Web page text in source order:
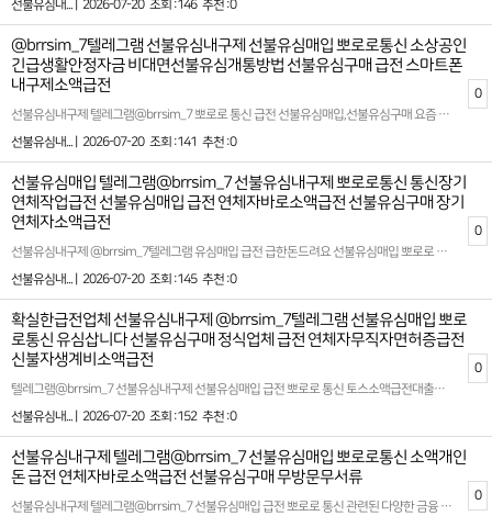
선불유심내... |
2026-07-20 조회 :146 추천 :0
@brrsim_7텔레그램 선불유심내구제 선불유심매입 뽀로로통신 소상공인
긴급생활안정자금 비대면선불유심개통방법 선불유심구매 급전 스마트폰
내구제소액급전
선불유심내구제 텔레그램@brrsim_7 뽀로로 통신 급전 선불유심매입,선불유심구매 요즘 불경기때문에 상황이 많이 어려우시죠? 지금 이순간부터 더 나은 소비를 실천할수 있는 방법입니다!가볍게 시작한 선택이 인생 자체를 바꾸는건 아닐수 있습니다!@brrsim_7 하지만 작은 지출을 관리하는 능력은 곧 자기 인생을 관리하는 힘으로 이어집니다!오늘도 새로운 선택을 고민하고 있다면 선불유심 뽀로로 통신과 함께하세요!당신의 통장은 물론이고,삶의 질도 바뀌기 시작할것입니다!자류롭게 살고 싶다면 선불유심내구제 뽀로로 통신과 함께하세요모바일 대출,소액급전,소액대출,알바,생활비,재테크,책임 있는 소비 습관, 생활비 계획, 재정관리 체계 구축, 비상금 마련, 금융 리스크 인식, 장기 재무 목표 설정, 정책금융 활용, 서민금융 접근, 금융 상담 활용, 합법적 대출 활용, 투명정산, 재무 설계, 금융사기 예방, 소비자보호, 디지털 신원 보호, 개인정보 안전 관리, 모바일 인증과 전자서명 불필요한 고정비를 줄이는것은 장기적으로 큰 도움이 됩니다대한민국 정식 등록업체!신규 1회선 11만원 지급!최대 3회선 35만원 지급!15일이상 유지시 유지비 지급,보너스 선물 지급!소개시 소개비 3만원~5만원 지급!확실한 파트너와 함께하세요 시간 낭비와 신용 하락을 막는 가장 좋은 방법은 처음부터 제대로 된 전문가를 만나는 것입니다 감사합니다! 좋은하루 보내세요!홈페이지: https://brrsim77.isweb.co.kr 홈페이지: https://litt.ly/brrsim7
선불유심내... |
2026-07-20 조회 :141 추천 :0
0
선불유심매입 텔레그램@brrsim_7 선불유심내구제 뽀로로통신 통신장기
연체작업급전 선불유심매입 급전 연체자바로소액급전 선불유심구매 장기
연체자소액급전
선불유심내구제 @brrsim_7텔레그램 유심매입 급전 급한돈드려요 선불유심매입 뽀로로 통신 선불유심내구제 금천구선불유심현금화하는업체 대학생무직자소액대출비상금 소액 급전 대출에 대한 문의는 오늘날 경제적 필요를 충족시키기 위해 많은 사람들이 고려하는 중요한 주제 중 하나입니다. 특히, 휴대폰 내구제를 활용한 비대면 대출은 기존의 절차보다 간소화된 방식으로 급한 자금을 마련할 수 있는 방법으로 주목받고 있습니다. 이러한 서비스는 시간적 제약이나 공간적 한계를 뛰어넘어, 보다 신속하고 편리하게 지원을 받을 수 있다는 장점이 있습니다.또한, 뽀로로 통신 선불유심 내구제나 선불유심을 활용한 현금화에 대한 문의도 증가하고 있습니다.이는 특정 조건을 충족하면 자산을 효율적으로 활용할 수 있는 방안으로 자리 잡고 있습니다. 한편, 무직자 연체자 신불자를 대상으로 하는 소액 대출 작업에 대한 문의 역시 꾸준히 이어지고 있습니다.이를 통해 비교적 소규모의 재정적 필요를 빠르고 효율적으로 해결할 수 있는 기회가 제공되고 있습니다. 이러한 정보에 대한 명확한 이해와 활용은 단기간에 현금 유동성을 확보하고 경제적 어려움을 극복하는 데 큰 도움을 줄수 있을것입니다확실한 파트너와 함께하세요 시간 낭비와 신용 하락을 막는 가장 좋은 방법은 처음부터 제대로 된 전문가를 만나는 것입니다홈페이지: https://brrsim77.isweb.co.kr 홈페이지: https://litt.ly/brrsim7
선불유심내... |
2026-07-20 조회 :145 추천 :0
0
확실한급전업체 선불유심내구제 @brrsim_7텔레그램 선불유심매입 뽀로
로통신 유심삽니다 선불유심구매 정식업체 급전 연체자무직자면허증급전
신불자생계비소액급전
텔레그램@brrsim_7 선불유심내구제 선불유심매입 급전 뽀로로 통신 토스소액급전대출내구제 8등급무직자소액대출 뽀로로 통신 선불유심내구제10만원 선불유심구매 칠곡군소액급전대출 정식업체 청년 긴급 생활 안정자금을 통해 비상 시에도 든든한 지원을 받을 수 있는 신뢰할 수 있는 정식 업체입니다 가전 내구제부터 빠르고 간편한 선불 유심 휴대폰 내구제까지 비대면으로 간단히 진행할 수 있어 바쁜 현대인들에게 큰 호응을 얻고 있습니다 자금 문제로 갑작스러운 소액이 필요한 순간, 저희는 번거로운 절차를 최소화하여 누구나 쉽고 빠르게 이용할 수 있는 서비스를 제공합니다. 특히 무직자 소액 급전 대출 분야에서 다수의 고객 만족도를 기록하며 인기 있는 선택지가 되고 있습니다. 청년층을 대상으로 한 맞춤형 솔루션을 제안해 생활의 부담은 줄이고, 더 나은 일상으로의 도약을 돕고자 노력하고 있습니다 개통 → 개통 확인후 즉시 정산 ! 모든 개통은 고객 본인 확인 후 → 합법적인 절차로 안전하게 진행됩니다 뽀로로 통신 선불유심 내구제 홈페이지를 통해 고객이 직접 확인하고 믿고 이용할 수 있도록 투명성과 신뢰를 최우선으로 생각합니다 최신 트렌드에 맞춘 서비스와 정확한 정보 제공으로 진심 어린 금융 서비스를 경험할 수 있을 것입니다. 저희와 함께라면, 어떤 상황에서도 빠르고 확실한 지원을 받아볼 수 있습니다.편리함과 전문성을 갖춘 서비스로부터 새로운 시작의 기회를 잡아보세요. 항상 고객의 입장에서 고민하며 신뢰받는 금융 파트너로 자리 잡겠습니다 확실한 파트너와 함께하세요 시간 낭비와 신용 하락을 막는 가장 좋은 방법은 처음부터 제대로 된 전문가를 만나는 것입니다 홈페이지: https://brrsim77.isweb.co.kr 홈페이지: https://litt.ly/brrsim7
선불유심내... |
2026-07-20 조회 :152 추천 :0
0
선불유심내구제 텔레그램@brrsim_7 선불유심매입 뽀로로통신 소액개인
돈 급전 연체자바로소액급전 선불유심구매 무방문무서류
선불유심내구제 텔레그램@brrsim_7 선불유심매입 급전 뽀로로 통신 관련된 다양한 금융 서비스를 제공하는 뽀로로 통신은 대학생 및 급전이 필요한 분들에게 빠른 소액 대출 옵션을 제안합니다. 선불유심구매 시간을 절약하고 간편하게 자금을 마련할 수 있는 선불 유심 내구제를 통해 학생들도 부담 없이 활용할 수 있는 방법이 제공됩니다 급작스럽게 필요한 자금이 생겼을 때, 무심사 소액 급전을 지원하며 신뢰할 수 있는 대출 환경을 제시합니다. 급전이 필요한 순간, 믿을 만한 대출 업체를 찾는 것이 중요합니다 이런 점에서 뽀로로 통신은 빠르고 간단한 절차로 지급 가능한 서비스로 안정적이고 신속한 금융 솔루션을 제공합니다 선불유심내구제 뽀로로 통신 안심업체 많은 분들이 금융 문제로 고민을 느끼는 가운데 뽀로로 통신은 고객의 입장에서 최적화된 대출 방안을 마련하며 특히 대학생, 소액 대출을 원하는 이들에게 실질적인 도움이 됩니다 선불 유심 서비스를 통해 신용에 큰 영향을 미치지 않으면서 필요한 금액을 받는 것이 가능하며, 적절한 상환 계획으로 이용자들의 부담을 최소화합니다. 제공되는 서비스는 하루 안에 소액의 금전을 확보할 수 있는 시스템으로 설계되어, 예상치 못한 지출이나 긴급 상황에서도 유용하게 활용 가능합니다 또한 많은 분들이 급전에 대해 고민하며 정보를 찾아보는 만큼, 추천할 만한 소액 급전 빌리는 곳의 기준은 여러 가지가 있습니다. 안정성과 신뢰도를 기본으로 하고, 심사가 간편하면서도 높은 승인율을 자랑하는 서비스를 찾는 것이 핵심입니다. 뽀로로 통신은 이러한 기준을 충족시키며 고객 맞춤형 금융 솔루션을 제공합니다. 다양한 상황에 맞는 플랜을 고민 없이 선택할 수 있도록 소비자 보호를 최우선으로 고려하여 설계된 이 시스템은 많은 사람들에게 긍정적인 평가를 받고 있습니다. 급히 금전적 지원이 필요하거나 갑작스러운 상황에서 용이하게 활용할 수 있는 방안을 찾고 계신다면, 선불 유심 내구제와 소액 대출 등의 맞춤형 서비스를 고민해 볼 수 있습니다. 고객 만족 중심의 운영 체계와 함께, 지루한 기다림 없이 효율적인 절차를 통해 이용자들에게 최상의 만족감을 제공합니다 확실한 파트너와 함께하세요 시간 낭비와 신용 하락을 막는 가장 좋은 방법은 처음부터 제대로 된 전문가를 만나는 것입니다 홈페이지: https://brrsim77.isweb.co.kr 홈페이지: https://litt.ly/brrsim7
0